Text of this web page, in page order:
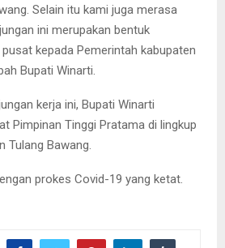
Selain itu kami juga merasa
ini merupakan bentuk
kepada Pemerintah kabupaten
Bupati Winarti.
kerja ini, Bupati Winarti
Pimpinan Tinggi Pratama di lingkup
Tulang Bawang.
prokes Covid-19 yang ketat.